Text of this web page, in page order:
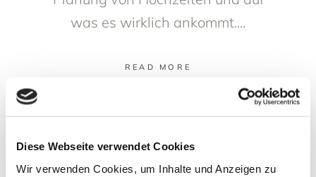
Diese Webseite verwendet Cookies
Wir verwenden Cookies, um Inhalte und Anzeigen zu
was es wirklich ankommt.
READ MORE